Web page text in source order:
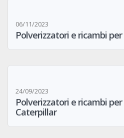
06/11/2023
Polverizzatori e ricambi
24/09/2023
Polverizzatori e ricambi
Caterpillar